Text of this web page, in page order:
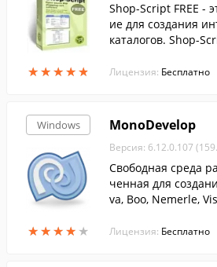
★★★★★
★★★★★
Shop-Script FREE -
ие для создания
каталогов. Shop-
QL Server и
Лицензия: Бесплатно
Windows
★★★★ ★
★★★★ ★
MonoDevelop
Версия: 6.12.0.107
Свободная среда
ченная для
va, Boo, Nemerle,
Лицензия: Бесплатно